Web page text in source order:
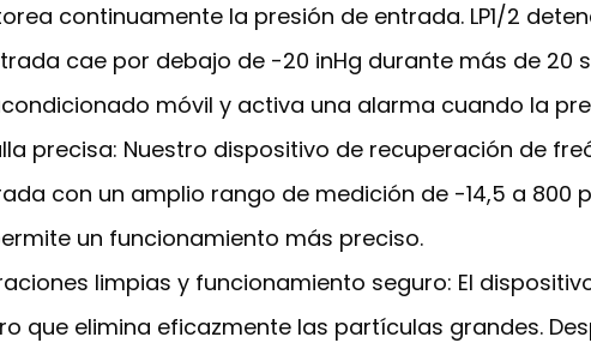
continuamente la presión de entrada. LP1/2
cae por debajo de -20 inHg durante más de 20
móvil y activa una alarma cuando la
precisa: Nuestro dispositivo de recuperación de
con un amplio rango de medición de -14,5 a 800
un funcionamiento más preciso.
limpias y funcionamiento seguro: El
que elimina eficazmente las partículas grandes.